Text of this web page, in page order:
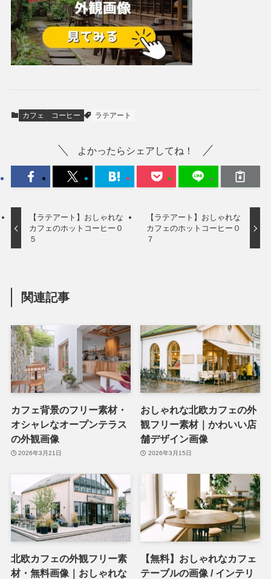
カフェ コーヒー ラテアート
よかったらシェアしてね！
【ラテアート】おしゃれな
カフェのホットコーヒー０
５
【ラテアート】おしゃれな
カフェのホットコーヒー０
７
関連記事
カフェ背景のフリー素材・
オシャレなオープンテラス
の外観画像
2026年3月21日
おしゃれな北欧カフェの外
観フリー素材｜かわいい店
舗デザイン画像
2026年3月15日
北欧カフェの外観フリー素
材・無料画像｜おしゃれな
【無料】おしゃれなカフェ
テーブルの画像 / インテリ